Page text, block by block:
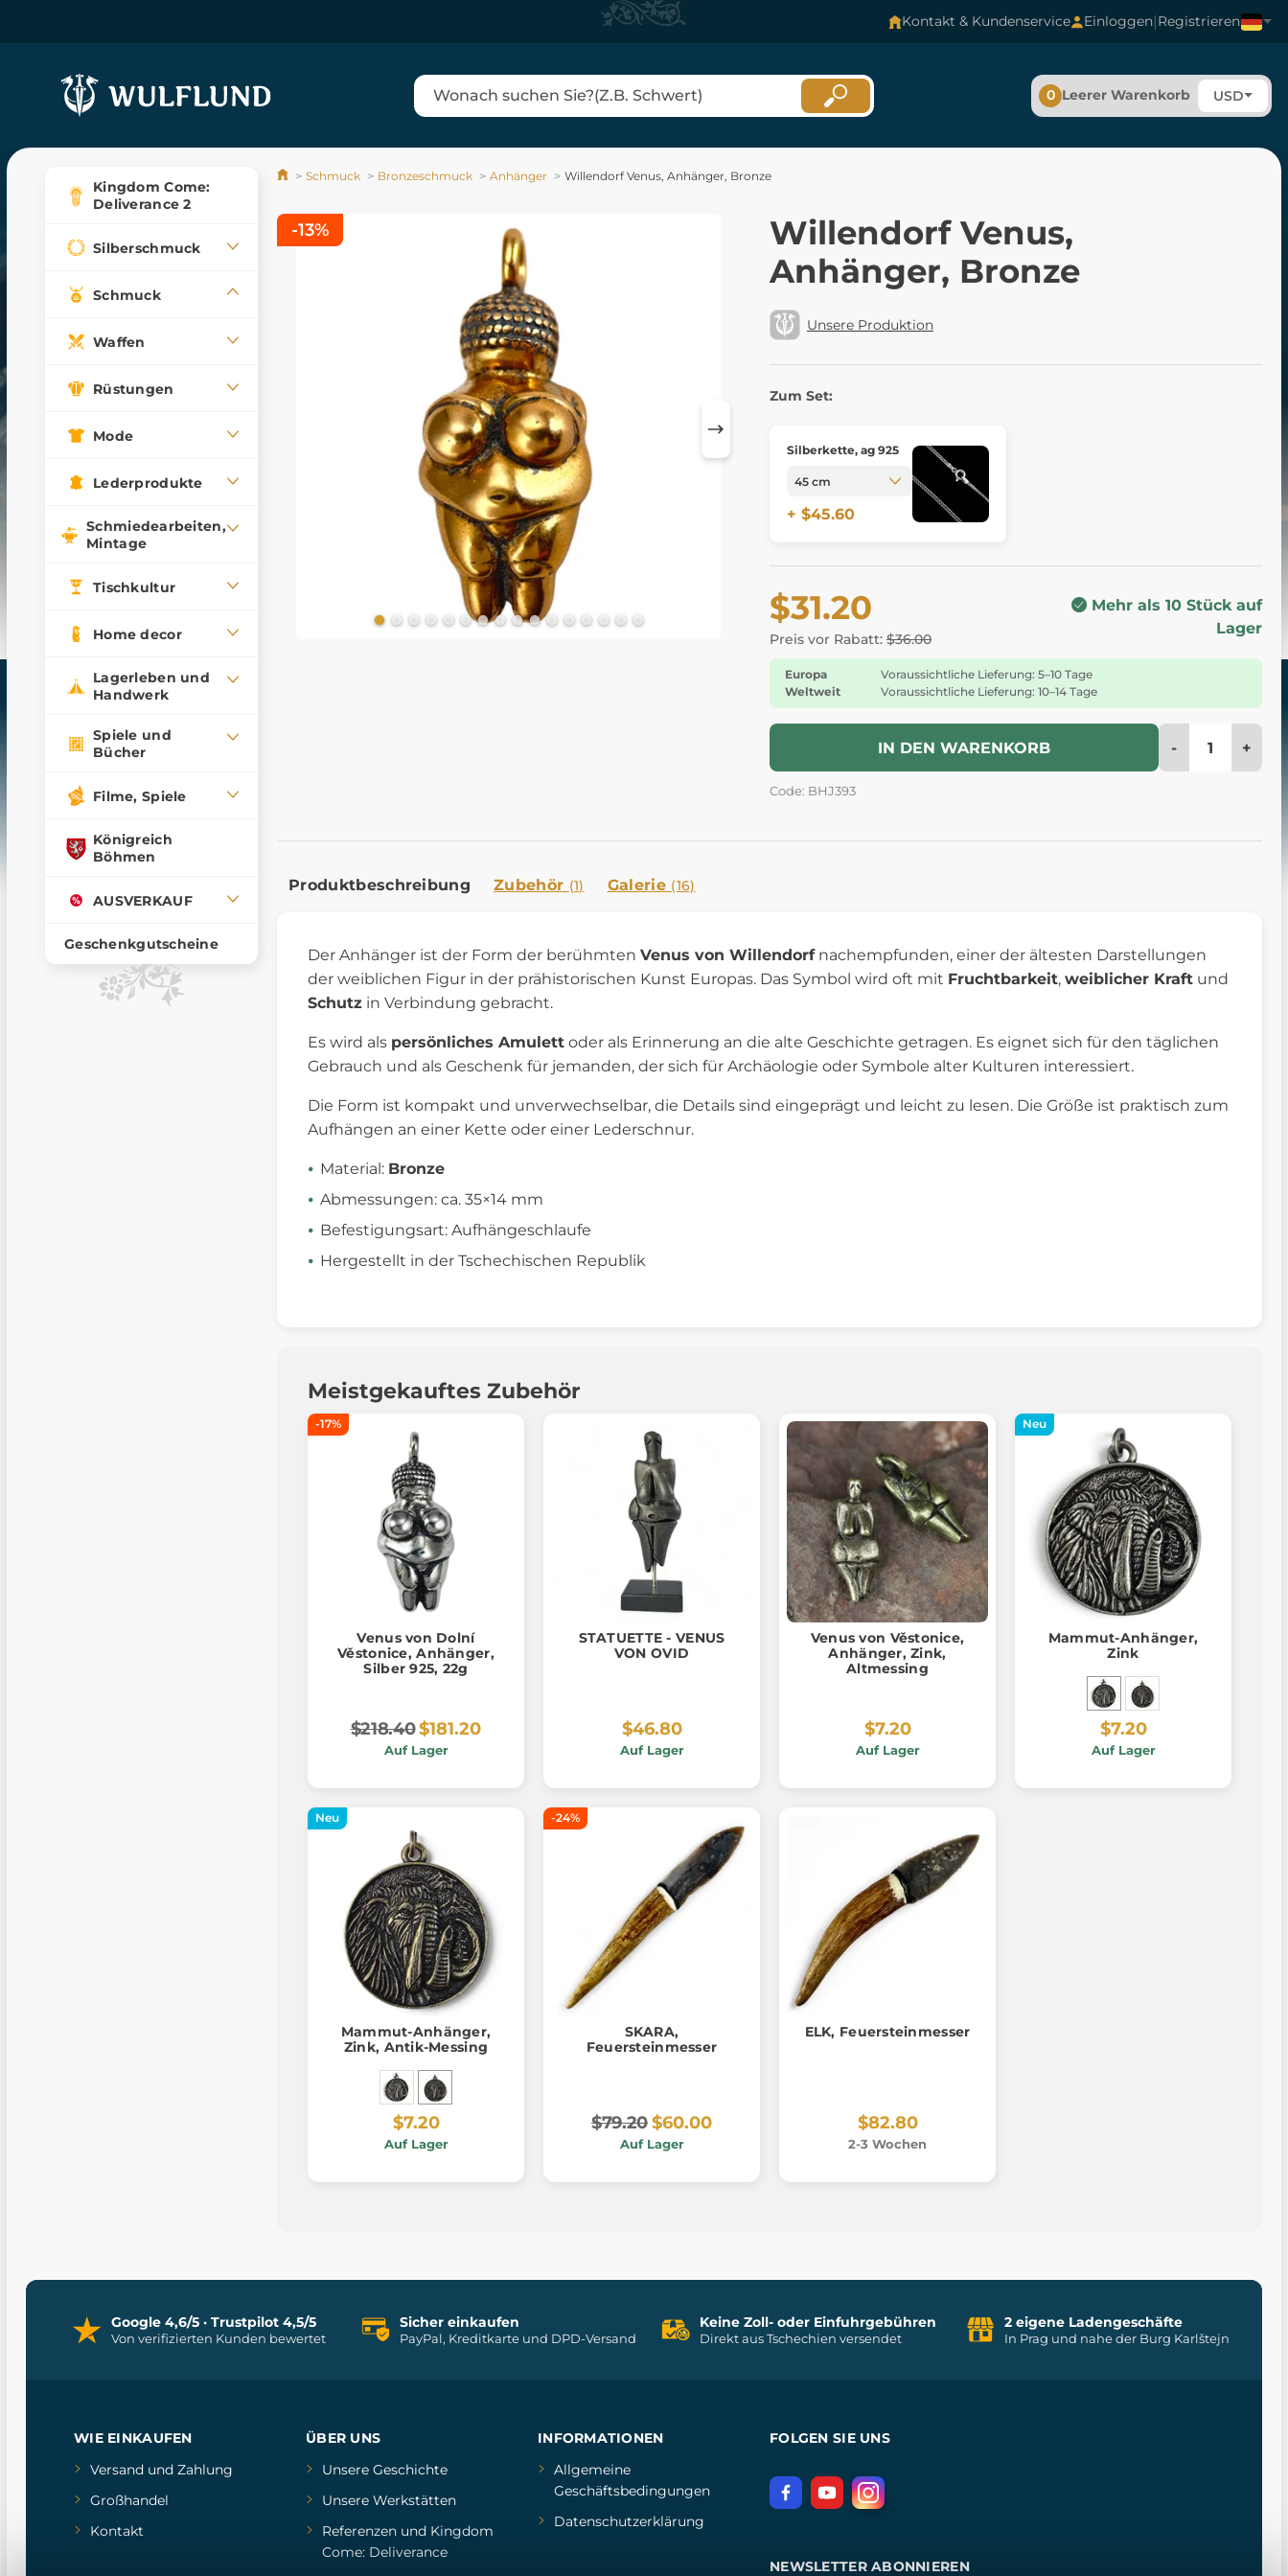
Kontakt & Kundenservice Einloggen|Registrieren
0 Leerer Warenkorb USD
Kingdom Come:
Deliverance 2
Silberschmuck
Schmuck
Waffen
Rüstungen
Mode
Lederprodukte
Schmiedearbeiten,
Mintage
Tischkultur
Home decor
Lagerleben und
Handwerk
Spiele und
Bücher
Filme, Spiele
Königreich
Böhmen
AUSVERKAUF
Geschenkgutscheine
Schmuck Bronzeschmuck Anhänger Willendorf Venus, Anhänger, Bronze
Willendorf Venus,
Anhänger, Bronze
Unsere Produktion
Zum Set:
Silberkette, ag 925
+ $45.60
$31.20
Preis vor Rabatt: $36.00
Mehr als 10 Stück auf
Lager
Europa
Voraussichtliche Lieferung: 5–10 Tage
Weltweit
Voraussichtliche Lieferung: 10–14 Tage
IN DEN WARENKORB - +
Code: BHJ393
-13%
Produktbeschreibung Zubehör (1) Galerie (16)
Der Anhänger ist der Form der berühmten Venus von Willendorfnachempfunden, einer der ältesten Darstellungen
der weiblichen Figur in der prähistorischen Kunst Europas. Das Symbol wird oft mit Fruchtbarkeit, weiblicher Kraft und
Schutz in Verbindung gebracht.
Es wird als persönliches Amulett oder als Erinnerung an die alte Geschichte getragen. Es eignet sich für den täglichen
Gebrauch und als Geschenk für jemanden, der sich für Archäologie oder Symbole alter Kulturen interessiert.
Die Form ist kompakt und unverwechselbar, die Details sind eingeprägt und leicht zu lesen. Die Größe ist praktisch zum
Aufhängen an einer Kette oder einer Lederschnur.
Material: Bronze
Abmessungen: ca. 35×14 mm
Befestigungsart: Aufhängeschlaufe
Hergestellt in der Tschechischen Republik
Meistgekauftes Zubehör
-17%
Venus von Dolní
Věstonice, Anhänger,
Silber 925, 22g
$218.40$181.20
Auf Lager
STATUETTE - VENUS
VON OVID
$46.80
Auf Lager
Venus von Věstonice,
Anhänger, Zink,
Altmessing
$7.20
Auf Lager
Neu
Mammut-Anhänger,
Zink
$7.20
Auf Lager
Neu
Mammut-Anhänger,
Zink, Antik-Messing
$7.20
Auf Lager
-24%
SKARA,
Feuersteinmesser
$79.20$60.00
Auf Lager
ELK, Feuersteinmesser
$82.80
2-3 Wochen
Google 4,6/5 · Trustpilot 4,5/5
Von verifizierten Kunden bewertet
Sicher einkaufen
PayPal, Kreditkarte und DPD-Versand
Keine Zoll- oder Einfuhrgebühren
Direkt aus Tschechien versendet
2 eigene Ladengeschäfte
In Prag und nahe der Burg Karlštejn
WIE EINKAUFEN
Versand und Zahlung
Großhandel
Kontakt
ÜBER UNS
Unsere Geschichte
Unsere Werkstätten
Referenzenund Kingdom
Come: Deliverance
INFORMATIONEN
Allgemeine
Geschäftsbedingungen
Datenschutzerklärung
FOLGEN SIE UNS
NEWSLETTER ABONNIEREN